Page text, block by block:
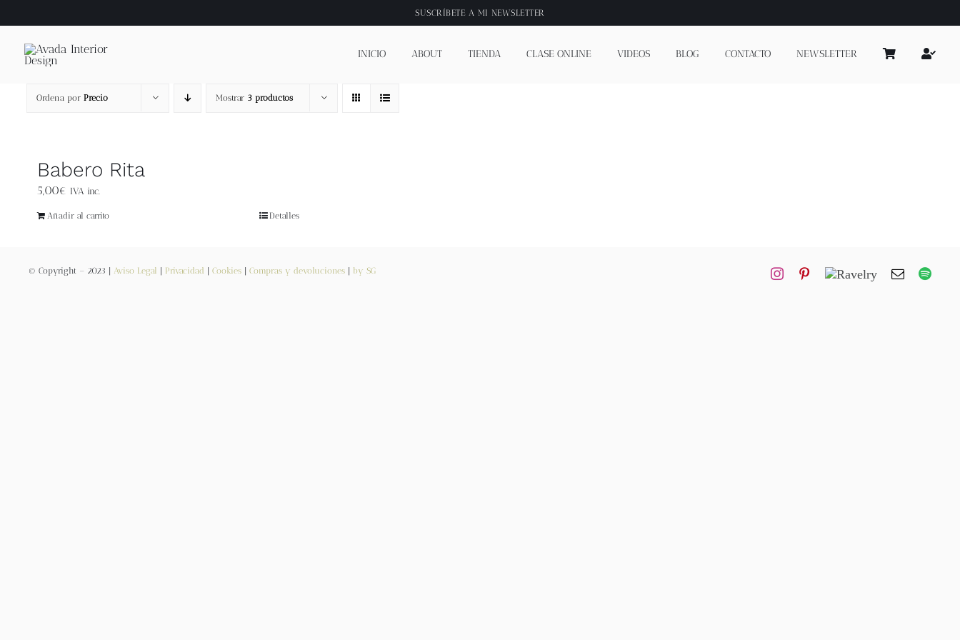
al
SUSCRÍBETE A MI NEWSLETTER
INICIO ABOUT TIENDA CLASE ONLINE VIDEOS BLOG CONTACTO NEWSLETTER
Ordena por Precio Mostrar 3 productos
Babero Rita
5,00€ IVA inc.
Añadir al carrito Detalles
© Copyright – 2023 | Aviso Legal Privacidad Cookies| Compras y devoluciones| by SG